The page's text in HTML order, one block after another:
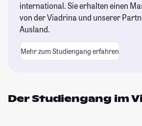
international. Sie erhalten einen
von der Viadrina und unserer
Ausland.
Mehr zum Studiengang erfahren
Der Studiengang im